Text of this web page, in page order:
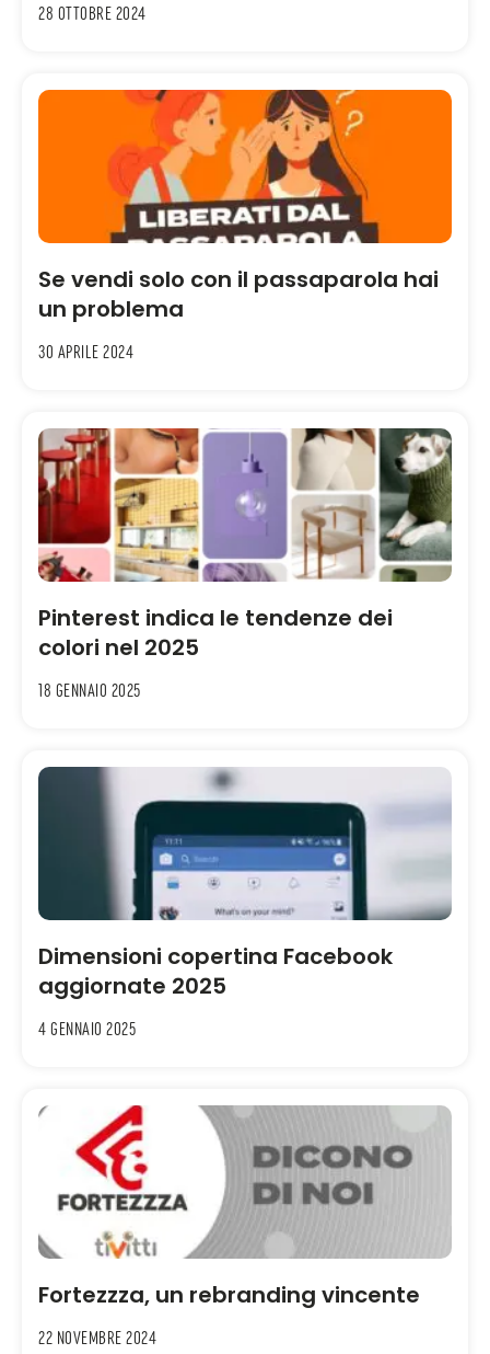
28 Ottobre 2024
Se vendi solo con il passaparola hai
un problema
30 Aprile 2024
Pinterest indica le tendenze dei
colori nel 2025
18 Gennaio 2025
Dimensioni copertina Facebook
aggiornate 2025
4 Gennaio 2025
Fortezzza, un rebranding vincente
22 Novembre 2024